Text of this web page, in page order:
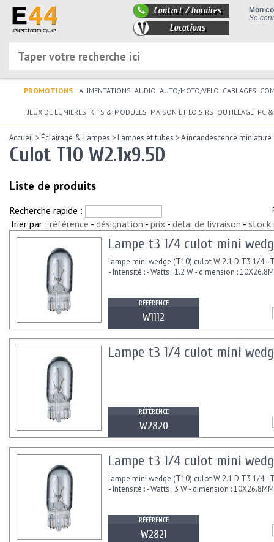
Mon
Se
Contact / horaires
Locations
PROMOTIONS ALIMENTATIONS AUDIO AUTO/MOTO/VELO CABLAGES
JEUX DE LUMIERES KITS & MODULES MAISON ET LOISIRS OUTILLAGE PC
Accueil >Éclairage & Lampes >Lampes et tubes >A incandescence miniature
Culot T10 W2.1x9.5D
Liste de produits
Trier par : référence - désignation - prix - délai de livraison - stock
Recherche rapide :
Lampe t3 1/4 culot mini
lampe mini wedge (T10) culot W 2.1 D T3 1/4 -
- Intensité : - Watts : 1.2 W - dimension :
RÉFÉRENCE
W1112
Lampe t3 1/4 culot mini
RÉFÉRENCE
W2820
Lampe t3 1/4 culot mini
lampe mini wedge (T10) culot W 2.1 D T3 1/4 -
- Intensité : - Watts : 3 W - dimension : 10X26.8MM
RÉFÉRENCE
W2821